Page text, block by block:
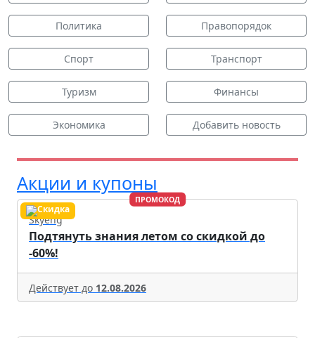
Политика Правопорядок
Спорт Транспорт
Туризм Финансы
Экономика Добавить новость
Акции и купоны
ПРОМОКОД
Skyeng
Подтянуть знания летом со скидкой до
-60%!
Действует до 12.08.2026